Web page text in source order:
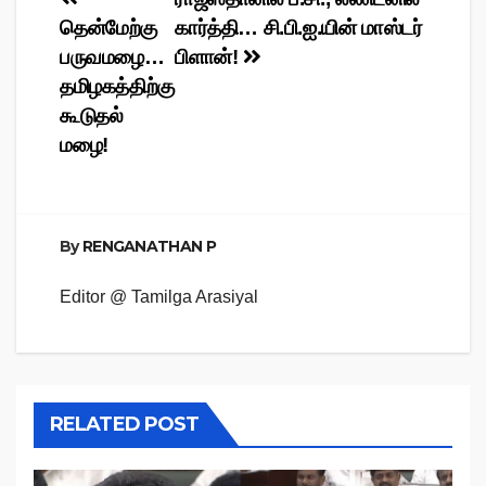
navigation
கார்த்தி… சி.பி.ஐ.யின் மாஸ்டர்
பிளான்!
தென்மேற்கு
பருவமழை…
தமிழகத்திற்கு
கூடுதல்
மழை!
ByRENGANATHAN P
Editor @ Tamilga Arasiyal
RELATED POST